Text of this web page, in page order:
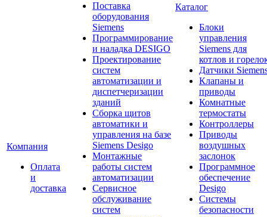
Компания
Оплата
и
доставка
Поставка
оборудования
Siemens
Программирование
и наладка DESIGO
Проектирование
систем
автоматизации и
диспетчеризации
зданий
Сборка щитов
автоматики и
управления на базе
Siemens Desigo
Монтажные
работы систем
автоматизации
Сервисное
обслуживание
систем
Каталог
Блоки
управления
Siemens для
котлов и
Датчики
Клапаны и
приводы
Комнатные
термостаты
Контроллеры
Приводы
воздушных
заслонок
Программное
обеспечение
Desigo
Системы
безопасности